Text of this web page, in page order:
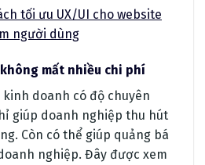
tối ưu UX/UI cho website
người dùng
mất nhiều chi phí
kinh doanh có độ chuyên
giúp doanh nghiệp thu hút
Còn có thể giúp quảng bá
nghiệp. Đây được xem